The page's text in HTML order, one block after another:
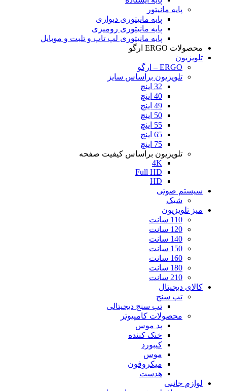
پایه مانیتور
پایه مانیتوری دیواری
پایه مانیتوری رومیزی
پایه مانیتوری لپ تاپ و تلبت و موبایل
محصولات ERGO ارگو
تلویزیون
ERGO – ارگو
تلویزیون براساس سایز
32 اینچ
40 اینچ
49 اینچ
50 اینچ
55 اینچ
65 اینچ
75 اینچ
تلویزیون براساس کیفیت صفحه
4K
Full HD
HD
سیستم صوتی
شیک
میز تلویزیون
110 سانت
120 سانت
140 سانت
150 سانت
160 سانت
180 سانت
210 سانت
کالای دیجیتال
تب سنج
تب سنج دیجیتالی
محصولات کامپیوتر
پد موس
خنک کننده
کیبورد
موس
میکروفون
هدست
لوازم جانبی